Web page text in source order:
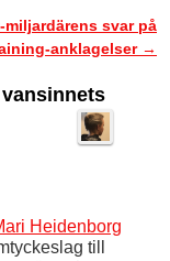
miljardärens svar på
anklagelser →
Heidenborg
till